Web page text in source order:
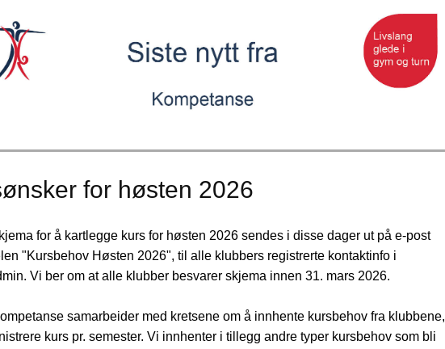
for høsten 2026
for å kartlegge kurs for høsten 2026 sendes i disse dager ut på e-post
"Kursbehov Høsten 2026", til alle klubbers registrerte kontaktinfo i
Vi ber om at alle klubber besvarer skjema innen 31. mars 2026.
samarbeider med kretsene om å innhente kursbehov fra klubbene,
kurs pr. semester. Vi innhenter i tillegg andre typer kursbehov som bli